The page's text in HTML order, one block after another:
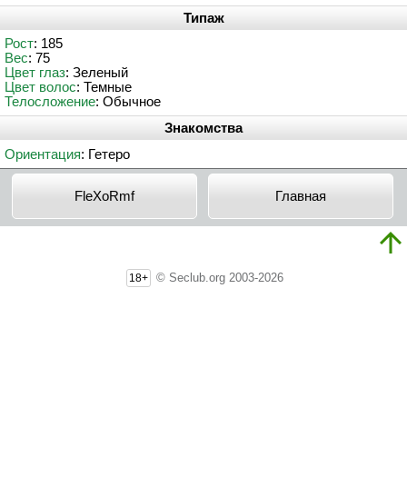
Типаж
Рост: 185
Вес: 75
Цвет глаз: Зеленый
Цвет волос: Темные
Телосложение: Обычное
Знакомства
Ориентация: Гетеро
FleXoRmf Главная
18+ © Seclub.org 2003-2026